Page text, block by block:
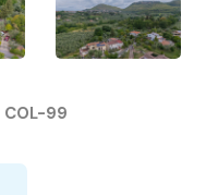
COL-99